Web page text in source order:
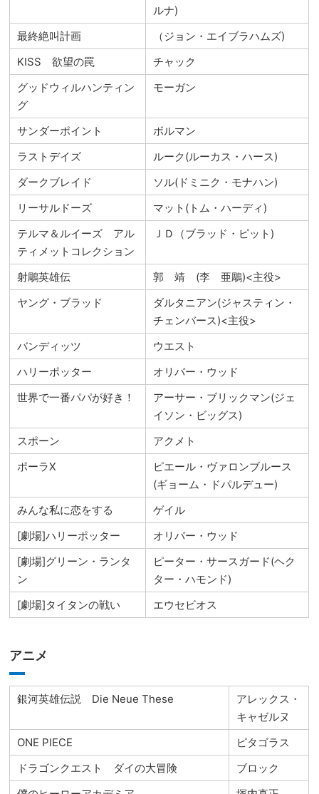
ルナ)
最終絶叫計画
（ジョン・エイブラハムズ)
KISS 欲望の罠
チャック
グッドウィルハンティン
グ
モーガン
サンダーポイント
ボルマン
ラストデイズ
ルーク(ルーカス・ハース)
ダークブレイド
ソル(ドミニク・モナハン)
リーサルドーズ
マット(トム・ハーディ)
テルマ＆ルイーズ アル
ティメットコレクション
ＪＤ（ブラッド・ピット)
射鵰英雄伝
郭 靖 (李 亜鵰)<主役>
ヤング・ブラッド
ダルタニアン(ジャスティン・
チェンバース)<主役>
バンディッツ
ウエスト
ハリーポッター
オリバー・ウッド
世界で一番パパが好き！
アーサー・ブリックマン(ジェ
イソン・ビッグス)
スポーン
アクメト
ポーラX
ピエール・ヴァロンブルース
(ギョーム・ドパルデュー)
みんな私に恋をする
ゲイル
[劇場]ハリーポッター
オリバー・ウッド
[劇場]グリーン・ランタ
ン
ピーター・サースガード(ヘク
ター・ハモンド)
[劇場]タイタンの戦い
エウセビオス
アニメ
銀河英雄伝説 Die Neue These
アレックス・
キャゼルヌ
ONE PIECE
ピタゴラス
ドラゴンクエスト ダイの大冒険
ブロック